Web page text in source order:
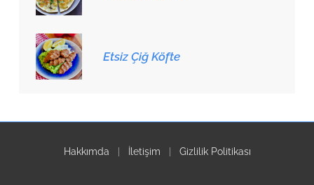
Etsiz Çiğ Köfte
Hakkımda | İletişim | Gizlilik Politikası